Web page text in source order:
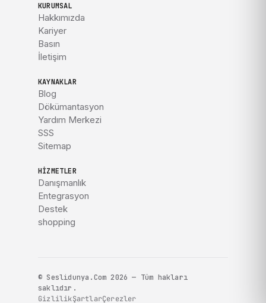
KURUMSAL
Hakkımızda
Kariyer
Basın
İletişim
KAYNAKLAR
Blog
Dökümantasyon
Yardım Merkezi
SSS
Sitemap
HIZMETLER
Danışmanlık
Entegrasyon
Destek
shopping
© Seslidunya.Com 2026 — Tüm hakları
saklıdır.
GizlilikŞartlarÇerezler